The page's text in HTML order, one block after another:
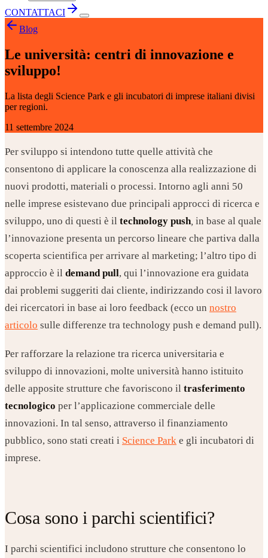
CONTATTACI
Blog
Le università: centri di innovazione e
sviluppo!
La lista degli Science Park e gli incubatori di imprese italiani divisi
per regioni.
11 settembre 2024
Per sviluppo si intendono tutte quelle attività che
consentono di applicare la conoscenza alla realizzazione di
nuovi prodotti, materiali o processi. Intorno agli anni 50
nelle imprese esistevano due principali approcci di ricerca e
sviluppo, uno di questi è il technology push, in base al quale
l’innovazione presenta un percorso lineare che partiva dalla
scoperta scientifica per arrivare al marketing; l’altro tipo di
approccio è il demand pull, qui l’innovazione era guidata
dai problemi suggeriti dai cliente, indirizzando cosi il lavoro
dei ricercatori in base ai loro feedback (ecco un nostro
articolo sulle differenze tra technology push e demand pull).
Per rafforzare la relazione tra ricerca universitaria e
sviluppo di innovazioni, molte università hanno istituito
delle apposite strutture che favoriscono il trasferimento
tecnologico per l’applicazione commerciale delle
innovazioni. In tal senso, attraverso il finanziamento
pubblico, sono stati creati i Science Park e gli incubatori di
imprese.
Cosa sono i parchi scientifici?
I parchi scientifici includono strutture che consentono lo